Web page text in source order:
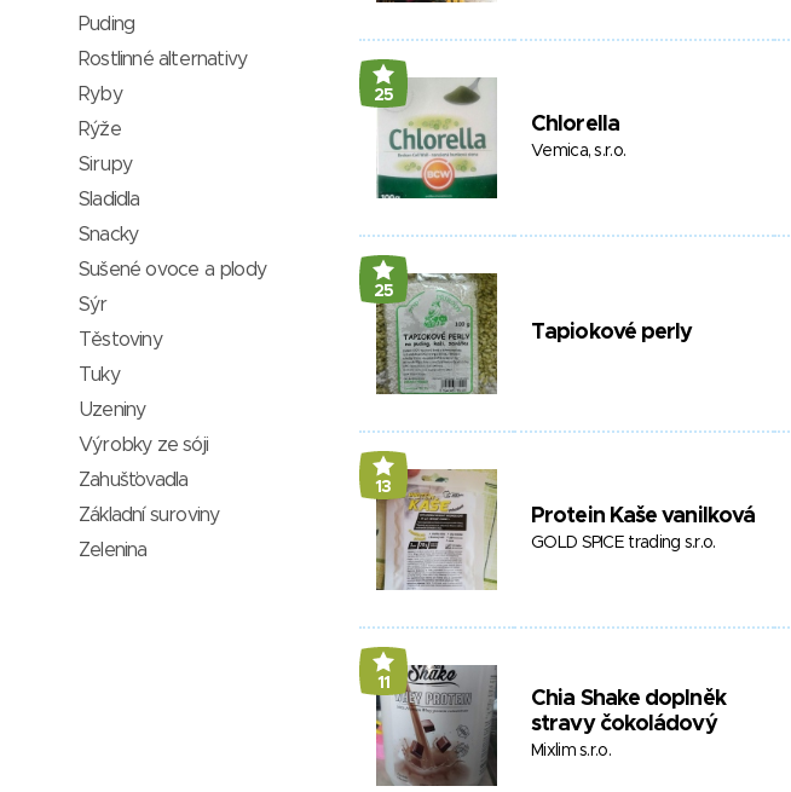
25
Chlorella
Vemica, s.r.o.
25
Tapiokové perly
13
Protein Kaše vanilková
GOLD SPICE trading s.r.o.
11
Chia Shake doplněk
stravy čokoládový
Mixlim s.r.o.
Puding
Rostlinné alternativy
Ryby
Rýže
Sirupy
Sladidla
Snacky
Sušené ovoce a plody
Sýr
Těstoviny
Tuky
Uzeniny
Výrobky ze sóji
Zahušťovadla
Základní suroviny
Zelenina